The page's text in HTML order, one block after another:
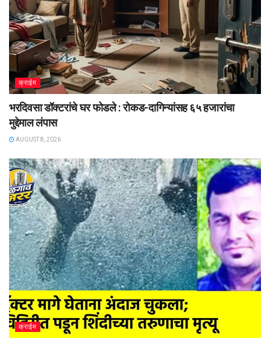
क्राईम
भरदिवसा डॉक्टरांचे घर फोडले : रोकड-दागिन्यांसह ६५ हजारांचा
मुद्देमाल लंपास
AUGUST 8, 2026
क्राईम